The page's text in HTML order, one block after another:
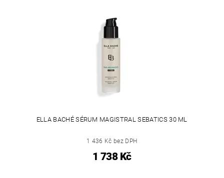
ELLA BACHÉ SÉRUM MAGISTRAL SEBATICS 30 ML
1 436 Kč bez DPH
1 738 Kč